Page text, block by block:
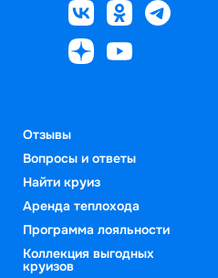
Отзывы
Вопросы и ответы
Найти круиз
Аренда теплохода
Программа лояльности
Коллекция выгодных
круизов